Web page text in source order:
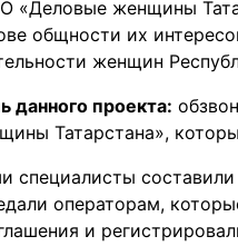
«Деловые женщины
общности их
женщин
данного проекта:
Татарстана»,
специалисты
операторам,
и